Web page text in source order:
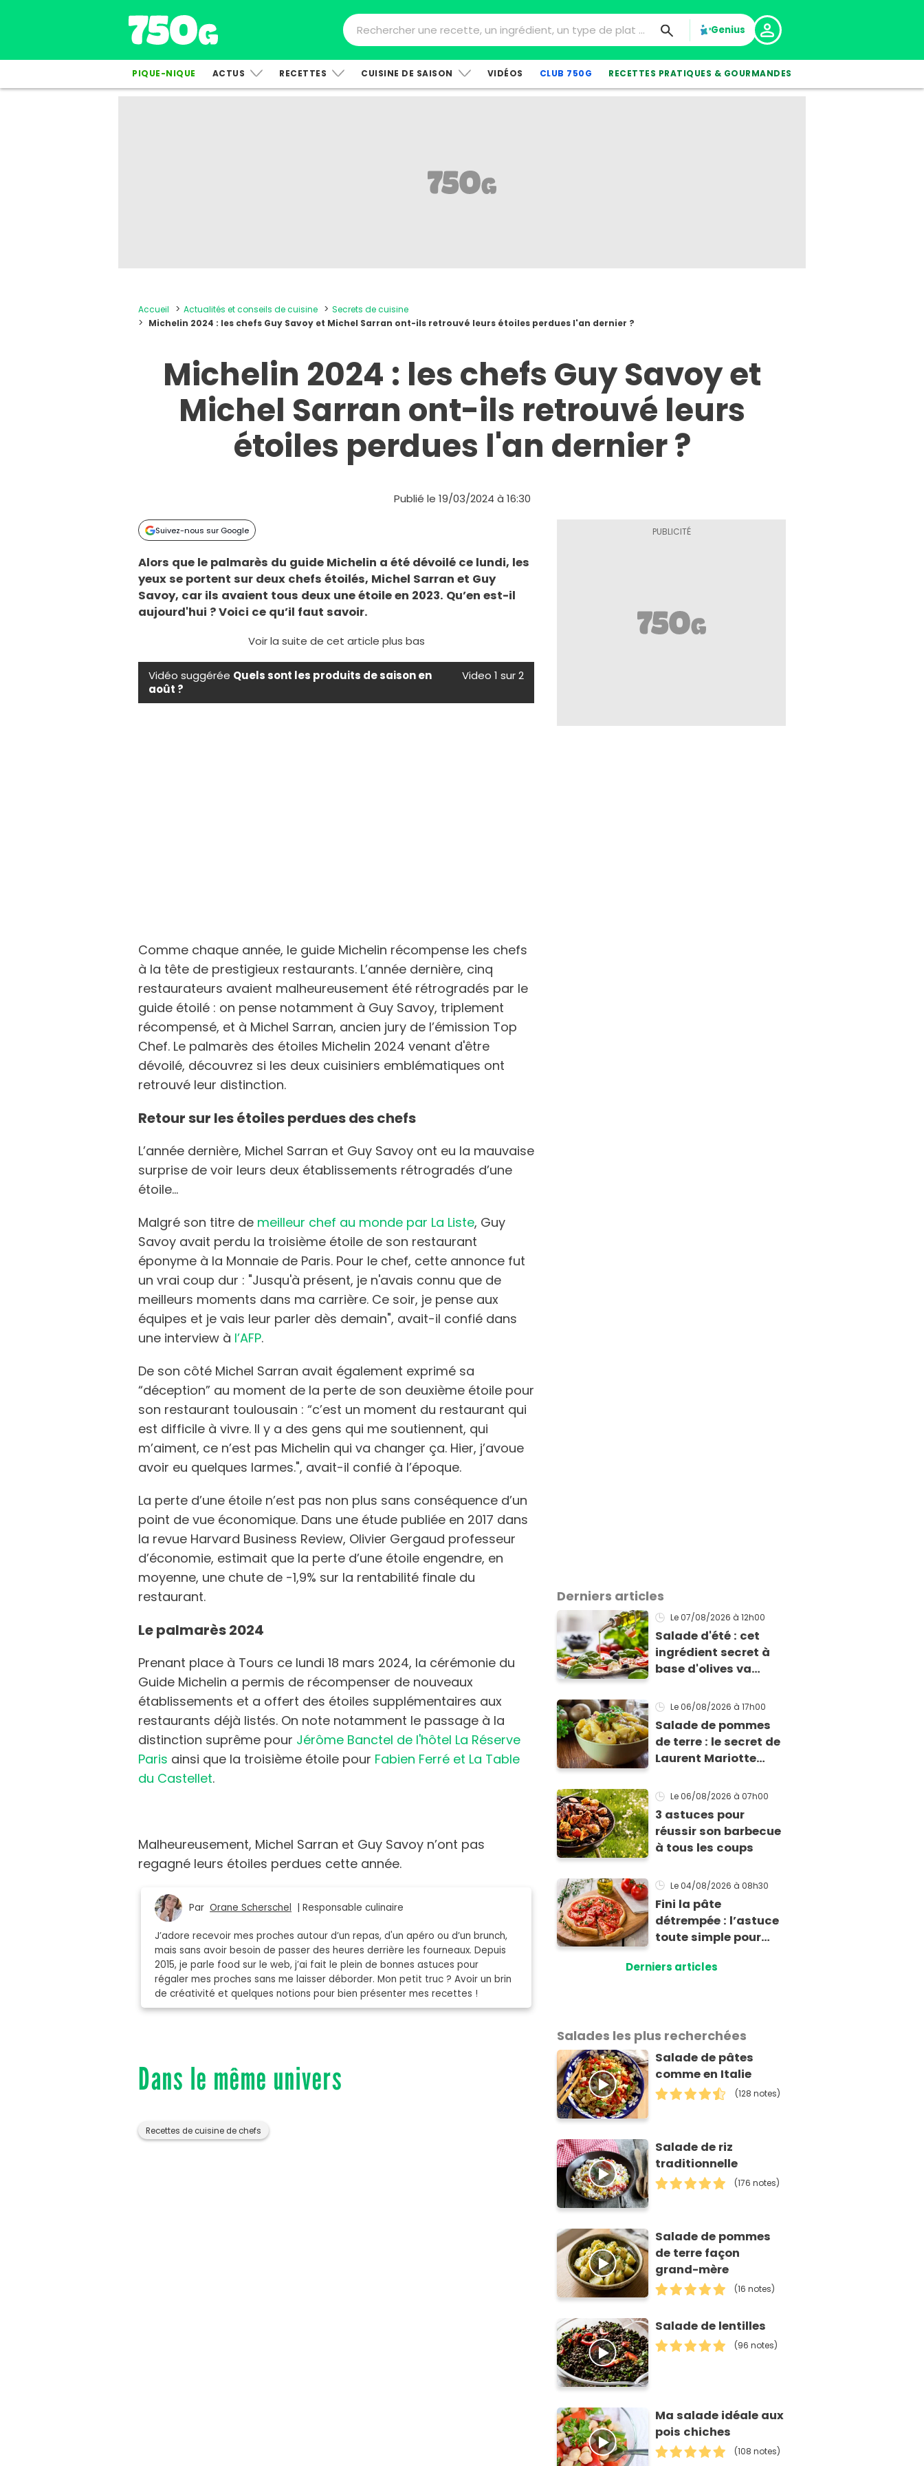
Genius
PIQUE-NIQUE ACTUS RECETTES CUISINE DE SAISON VIDÉOS CLUB 750G RECETTES PRATIQUES & GOURMANDES
Accueil Actualités et conseils de cuisine
Secrets de cuisine
Michelin 2024 : les chefs Guy Savoy et Michel Sarran ont-ils retrouvé leurs étoiles perdues l'an dernier ?
Michelin 2024 : les chefs Guy Savoy et
Michel Sarran ont-ils retrouvé leurs
étoiles perdues l'an dernier ?
Publié le 19/03/2024 à 16:30
Suivez-nous sur Google
Alors que le palmarès du guide Michelin a été dévoilé ce lundi, les
yeux se portent sur deux chefs étoilés, Michel Sarran et Guy
Savoy, car ils avaient tous deux une étoile en 2023. Qu’en est-il
aujourd'hui ? Voici ce qu’il faut savoir.
Voir la suite de cet article plus bas
Vidéo suggérée Quels sont les produits de saison en
août ?
Video 1 sur 2
Comme chaque année, le guide Michelin récompense les chefs
à la tête de prestigieux restaurants. L’année dernière, cinq
restaurateurs avaient malheureusement été rétrogradés par le
guide étoilé : on pense notamment à Guy Savoy, triplement
récompensé, et à Michel Sarran, ancien jury de l’émission Top
Chef. Le palmarès des étoiles Michelin 2024 venant d'être
dévoilé, découvrez si les deux cuisiniers emblématiques ont
retrouvé leur distinction.
Retour sur les étoiles perdues des chefs
L’année dernière, Michel Sarran et Guy Savoy ont eu la mauvaise
surprise de voir leurs deux établissements rétrogradés d’une
étoile…
Malgré son titre de meilleur chef au monde par La Liste, Guy
Savoy avait perdu la troisième étoile de son restaurant
éponyme à la Monnaie de Paris. Pour le chef, cette annonce fut
un vrai coup dur : "Jusqu'à présent, je n'avais connu que de
meilleurs moments dans ma carrière. Ce soir, je pense aux
équipes et je vais leur parler dès demain", avait-il confié dans
une interview à l’AFP.
De son côté Michel Sarran avait également exprimé sa
“déception” au moment de la perte de son deuxième étoile pour
son restaurant toulousain : “c’est un moment du restaurant qui
est difficile à vivre. Il y a des gens qui me soutiennent, qui
m’aiment, ce n’est pas Michelin qui va changer ça. Hier, j’avoue
avoir eu quelques larmes.", avait-il confié à l’époque.
La perte d’une étoile n’est pas non plus sans conséquence d’un
point de vue économique. Dans une étude publiée en 2017 dans
la revue Harvard Business Review, Olivier Gergaud professeur
d’économie, estimait que la perte d’une étoile engendre, en
moyenne, une chute de -1,9% sur la rentabilité finale du
restaurant.
Le palmarès 2024
Prenant place à Tours ce lundi 18 mars 2024, la cérémonie du
Guide Michelin a permis de récompenser de nouveaux
établissements et a offert des étoiles supplémentaires aux
restaurants déjà listés. On note notamment le passage à la
distinction suprême pour Jérôme Banctel de l'hôtel La Réserve
Paris ainsi que la troisième étoile pour Fabien Ferré et La Table
du Castellet.
Malheureusement, Michel Sarran et Guy Savoy n’ont pas
regagné leurs étoiles perdues cette année.
ParOrane Scherschel | Responsable culinaire
J’adore recevoir mes proches autour d’un repas, d'un apéro ou d’un brunch,
mais sans avoir besoin de passer des heures derrière les fourneaux. Depuis
2015, je parle food sur le web, j’ai fait le plein de bonnes astuces pour
régaler mes proches sans me laisser déborder. Mon petit truc ? Avoir un brin
de créativité et quelques notions pour bien présenter mes recettes !
Dans le même univers
Recettes de cuisine de chefs
Derniers articles
Le 07/08/2026 à 12h00
Salade d'été : cet
ingrédient secret à
base d'olives va
mozza inoubliables
Le 06/08/2026 à 17h00
Salade de pommes
de terre : le secret de
Laurent Mariotte
inimitable
Le 06/08/2026 à 07h00
3 astuces pour
réussir son barbecue
à tous les coups
Le 04/08/2026 à 08h30
Fini la pâte
détrempée : l’astuce
toute simple pour
tomate parfaitement
Derniers articles
Salades les plus recherchées
Salade de pâtes
comme en Italie
(128 notes)
Salade de riz
traditionnelle
(176 notes)
Salade de pommes
de terre façon
grand-mère
(16 notes)
Salade de lentilles
(96 notes)
Ma salade idéale aux
pois chiches
(108 notes)